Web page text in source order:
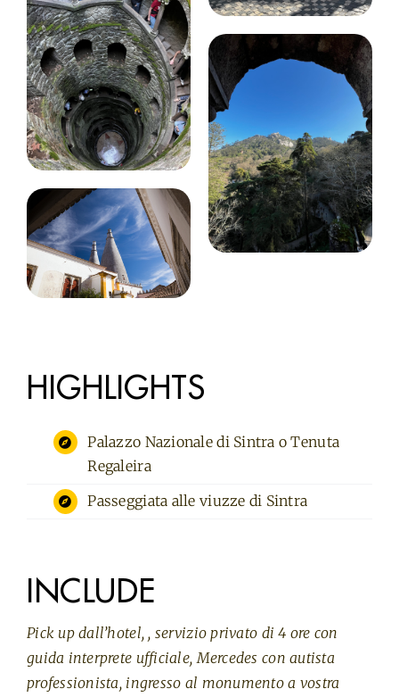
HIGHLIGHTS
Palazzo Nazionale di Sintra o Tenuta
Regaleira
Passeggiata alle viuzze di Sintra
INCLUDE
Pick up dall’hotel, , servizio privato di 4 ore con
guida interprete ufficiale, Mercedes con autista
professionista, ingresso al monumento a vostra